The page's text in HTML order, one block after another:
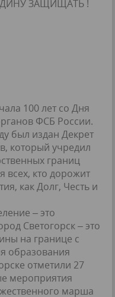
ЗАЩИЩАТЬ !
100 лет со Дня
ФСБ России.
был издан Декрет
который учредил
границ
всех, кто дорожит
как Долг, Честь и
– это
Светогорск – это
на границе с
образования
отметили 27
мероприятия
марша